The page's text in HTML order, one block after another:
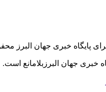
پایگاه خبری جهان البرز
خبری جهان البرزبلامانع است.